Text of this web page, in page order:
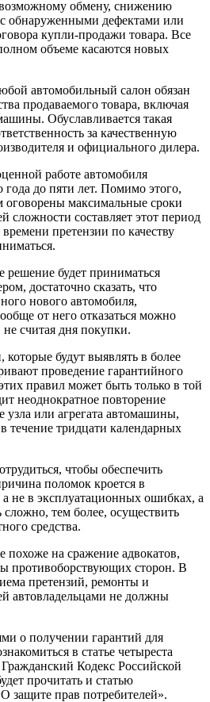
обмену, снижению
обнаруженными дефектами или
купли-продажи товара. Все
объеме касаются новых
автомобильный салон обязан
продаваемого товара, включая
Обуславливается такая
за качественную
и официального дилера.
работе автомобиля
года до пяти лет. Помимо этого,
оговорены максимальные сроки
сложности составляет этот период
претензии по качеству
решение будет приниматься
достаточно сказать, что
нового автомобиля,
от него отказаться можно
считая дня покупки.
будут выявлять в более
проведение гарантийного
правил может быть только в той
неоднократное повторение
или агрегата автомашины,
течение тридцати календарных
чтобы обеспечить
поломок кроется в
не в эксплуатационных ошибках, а
сложно, тем более, осуществить
средства.
похоже на сражение адвокатов,
противоборствующих сторон. В
претензий, ремонты и
автовладельцами не должны
о получении гарантий для
в статье четыреста
Кодекс Российской
прочитать и статью
защите прав потребителей».